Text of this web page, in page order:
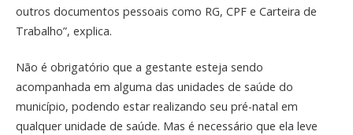
outros documentos pessoais como RG, CPF e Carteira de
Trabalho”, explica.
Não é obrigatório que a gestante esteja sendo
acompanhada em alguma das unidades de saúde do
município, podendo estar realizando seu pré-natal em
qualquer unidade de saúde. Mas é necessário que ela leve